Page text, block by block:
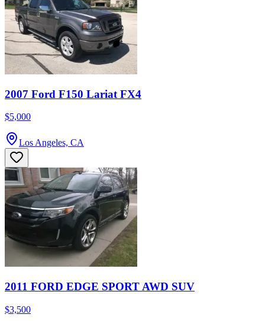
2007 Ford F150 Lariat FX4
$5,000
Los Angeles, CA
2011 FORD EDGE SPORT AWD SUV
$3,500